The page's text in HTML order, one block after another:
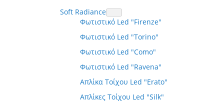
Soft Radiance
Φωτιστικό Led "Firenze"
Φωτιστικό Led "Torino"
Φωτιστικό Led "Como"
Φωτιστικό Led "Ravena"
Απλίκα Τοίχου Led "Erato"
Απλίκες Τοίχου Led "Silk"